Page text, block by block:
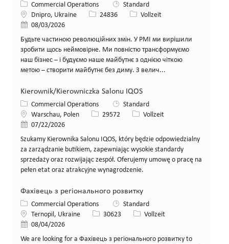
Kategorie
Commercial Operations
Standard
StandortDnipro, Ukraine Stellen-ID
24836 Art der Stelle
Vollzeit
Veröffentlicht am
08/03/2026
Будьте частиною революційних змін. У PMI ми вирішили
зробити щось неймовірне. Ми повністю трансформуємо
наш бізнес – і будуємо наше майбутнє з однією чіткою
метою – створити майбутнє без диму. З велич...
Kierownik/Kierowniczka Salonu IQOS
Kategorie
Commercial Operations
Standard
Standort
Warschau, Polen Stellen-ID
29572 Art der Stelle
Vollzeit
Veröffentlicht am
07/22/2026
Szukamy Kierownika Salonu IQOS, który będzie odpowiedzialny
za zarządzanie butikiem, zapewniając wysokie standardy
sprzedaży oraz rozwijając zespół. Oferujemy umowę o pracę na
pełen etat oraz atrakcyjne wynagrodzenie.
Фахівець з регіонального розвитку
Kategorie
Commercial Operations
Standard
Standort
Ternopil, Ukraine Stellen-ID
30623 Art der Stelle
Vollzeit
Veröffentlicht am
08/04/2026
We are looking for a Фахівець з регіонального розвитку to